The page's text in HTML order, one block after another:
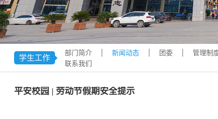
联系我们
教学改革
学术交流
下载专区
安全宣传
学生工作
部门简介 新闻动态 团委
管理制
联系我们
平安校园 | 劳动节假期安全提示